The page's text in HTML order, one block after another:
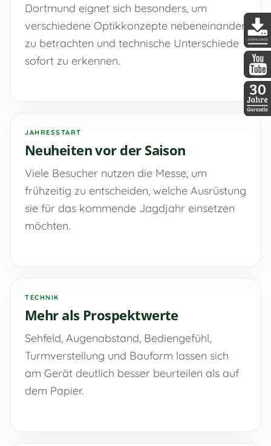
Dortmund eignet sich besonders, um
verschiedene Optikkonzepte nebeneinander
zu betrachten und technische Unterschiede
sofort zu erkennen.
JAHRESSTART
Neuheiten vor der Saison
Viele Besucher nutzen die Messe, um
frühzeitig zu entscheiden, welche Ausrüstung
sie für das kommende Jagdjahr einsetzen
möchten.
TECHNIK
Mehr als Prospektwerte
Sehfeld, Augenabstand, Bediengefühl,
Turmverstellung und Bauform lassen sich
am Gerät deutlich besser beurteilen als auf
dem Papier.